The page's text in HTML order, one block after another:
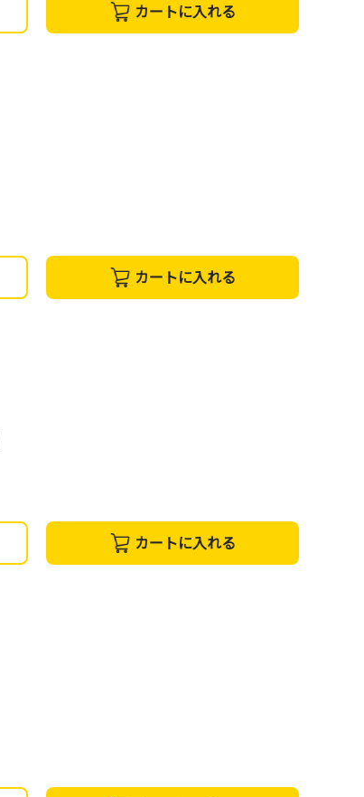
カートに入れる
カートに入れる
カートに入れる